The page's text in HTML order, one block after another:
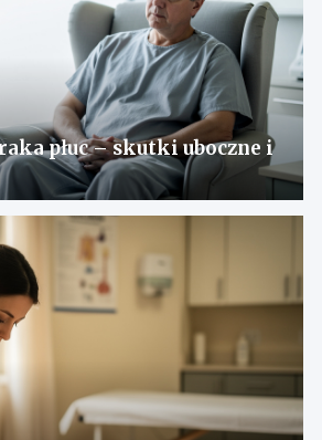
płuc – skutki uboczne i